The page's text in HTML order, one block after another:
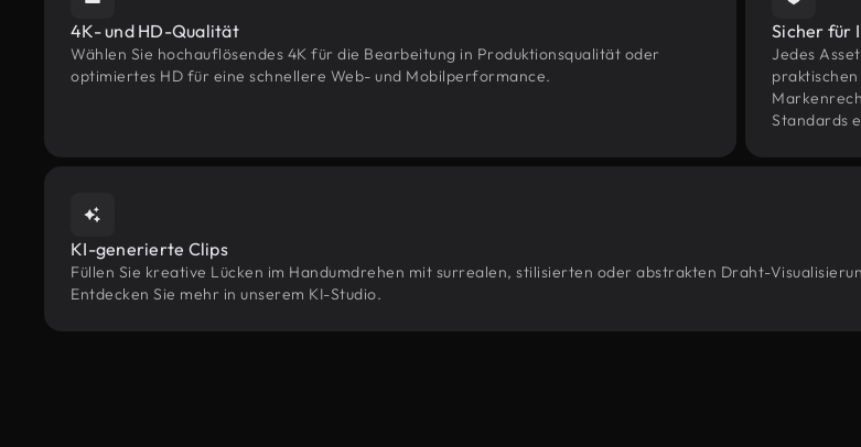
4K- und HD-Qualität
Wählen Sie hochauflösendes 4K für die Bearbeitung in Produktionsqualität oder
optimiertes HD für eine schnellere Web- und Mobilperformance.
Sicher für
Jedes
Standards
KI-generierte Clips
Füllen Sie kreative Lücken im Handumdrehen mit surrealen, stilisierten oder abstrakten Draht-
Entdecken Sie mehr in unserem KI-Studio.